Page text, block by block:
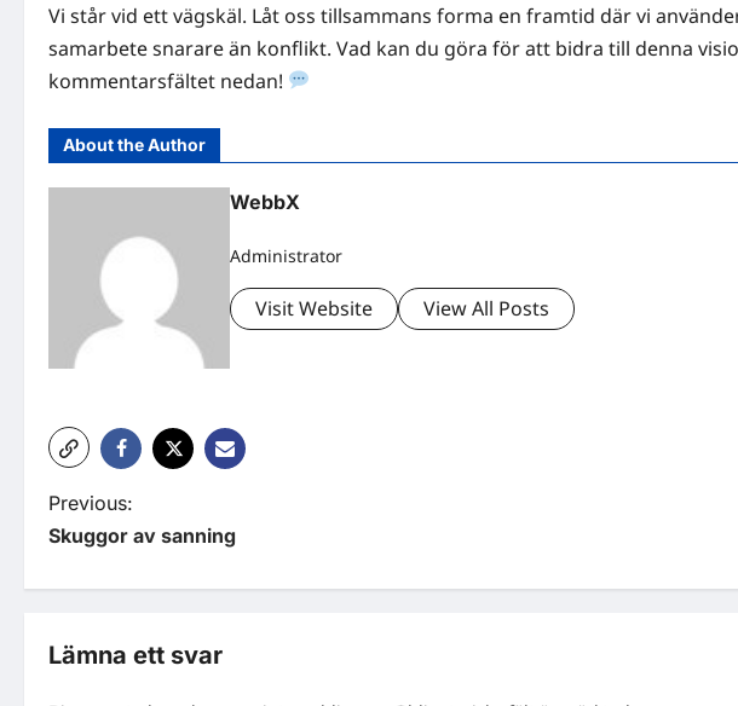
Vi står vid ett vägskäl. Låt oss tillsammans forma en framtid där vi
samarbete snarare än konflikt. Vad kan du göra för att bidra till denna
kommentarsfältet nedan!
About the Author
WebbX
Administrator
Visit Website View All Posts
P
o
s
t
Previous:
Skuggor av sanning
Lämna ett svar